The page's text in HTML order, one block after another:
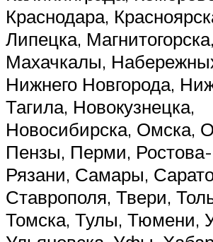
Краснодара,
Липецка, Магнитогорска,
Махачкалы,
Нижнего Новгорода,
Тагила, Новокузнецка,
Новосибирска, Омска,
Пензы, Перми,
Рязани, Самары,
Ставрополя, Твери,
Томска, Тулы, Тюмени,